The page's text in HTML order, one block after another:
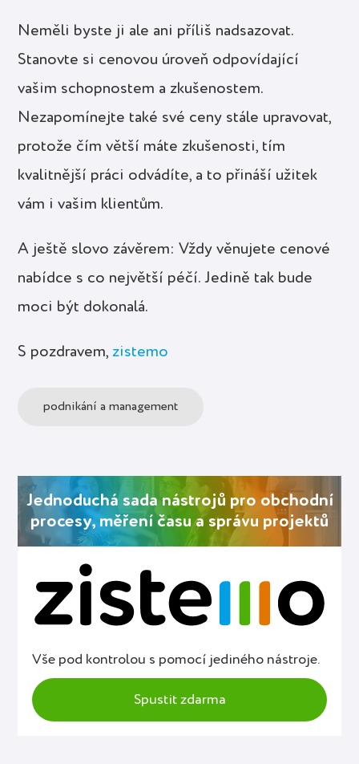
Neměli byste ji ale ani příliš nadsazovat.
Stanovte si cenovou úroveň odpovídající
vašim schopnostem a zkušenostem.
Nezapomínejte také své ceny stále upravovat,
protože čím větší máte zkušenosti, tím
kvalitnější práci odvádíte, a to přináší užitek
vám i vašim klientům.
A ještě slovo závěrem: Vždy věnujete cenové
nabídce s co největší péčí. Jedině tak bude
moci být dokonalá.
S pozdravem,zistemo
podnikání a management
Jednoduchá sada nástrojů pro obchodní
procesy, měření času a správu projektů
Vše pod kontrolou s pomocí jediného nástroje.
Spustit zdarma